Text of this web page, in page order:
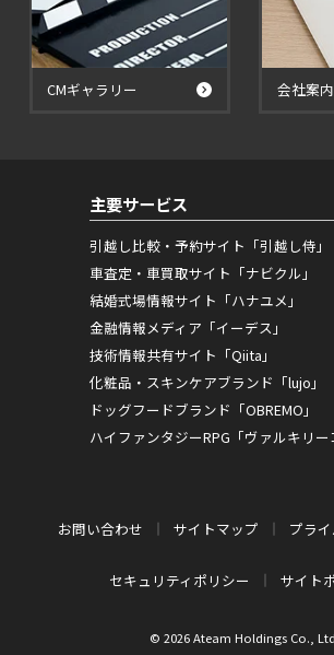
CMギャラリー 会社案
主要サービス
引越し比較・予約サイト「引越し侍」
車査定・車買取サイト「ナビクル」
結婚式場情報サイト「ハナユメ」
金融情報メディア「イーデス」
技術情報共有サイト「Qiita」
化粧品・スキンケアブランド「lujo」
ドッグフードブランド「OBREMO」
ハイファンタジーRPG「ヴァルキリー
お問い合わせ サイトマップ プラ
セキュリティポリシー サイト
© 2026 Ateam Holdings Co.,